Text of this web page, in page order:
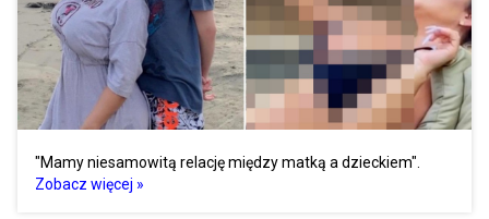
"Mamy niesamowitą relację między matką a dzieckiem".
Zobacz więcej »